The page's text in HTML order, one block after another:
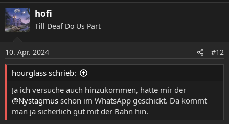
a
k
t
o
n
e
n
hofi
Till Deaf Do Us Part
10. Apr. 2024 #12
hourglass schrieb:
Ja ich versuche auch hinzukommen, hatte mir der
@Nystagmus schon im WhatsApp geschickt. Da kommt
man ja sicherlich gut mit der Bahn hin.